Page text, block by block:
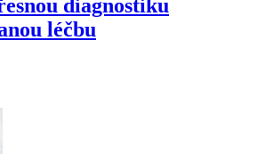
diagnostiku
léčbu